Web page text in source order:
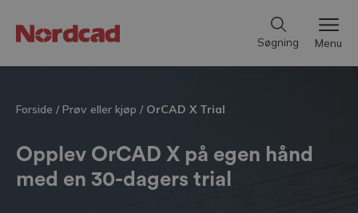
Søgning Menu
Forside /Prøv eller kjøp / OrCAD X Trial
Opplev OrCAD X på egen hånd
med en 30-dagers trial